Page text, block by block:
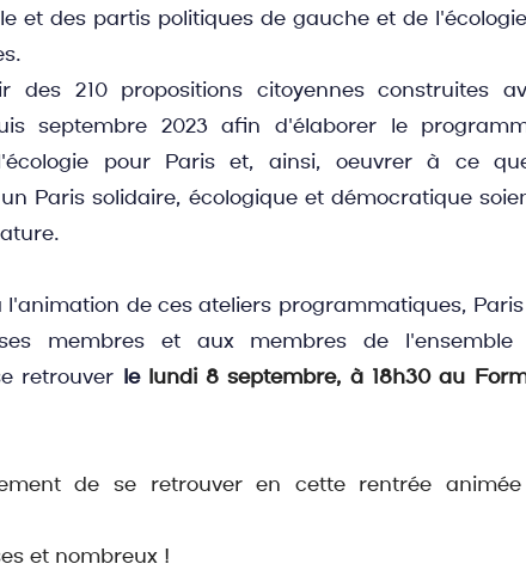
et des partis politiques de gauche et de
des 210 propositions citoyennes construites
septembre 2023 afin d'élaborer le
pour Paris et, ainsi, oeuvrer à ce
Paris solidaire, écologique et démocratique
l'animation de ces ateliers programmatiques,
membres et aux membres de l'ensemble
retrouver le lundi 8 septembre, à 18h30 au
de se retrouver en cette rentrée
et nombreux !